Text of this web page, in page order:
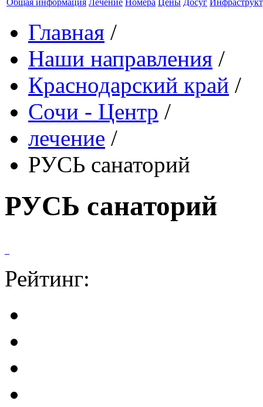
Общая информация Лечение Номера Цены Досуг
Главная /
Наши направления /
Краснодарский край /
Сочи - Центр /
лечение /
РУСЬ санаторий
РУСЬ санаторий
Рейтинг: